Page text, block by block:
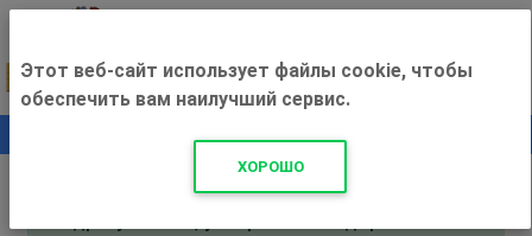
+500 ₽
Внимание! С 3 августа магазин работает по
Этот веб-сайт использует файлы cookie, чтобы
обеспечить вам наилучший сервис.
ХОРОШО